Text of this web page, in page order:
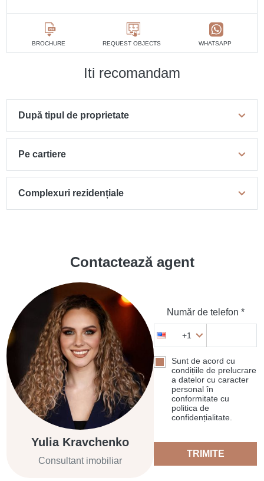
BROCHURE REQUEST OBJECTS WHATSAPP
Iti recomandam
După tipul de proprietate
Pe cartiere
Complexuri rezidențiale
Contactează agent
Yulia Kravchenko
Consultant imobiliar
Număr de telefon *
+1
Sunt de acord cu
condițiile de prelucrare
a datelor cu caracter
personal în
conformitate cu
politica de
confidențialitate.
TRIMITE